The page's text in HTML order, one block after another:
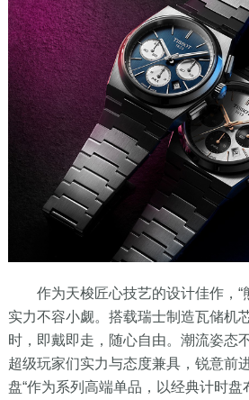
作为天梭匠心技艺的设计佳作，“
实力不容小觑。搭载瑞士制造瓦储机
时，即戴即走，随心自由。潮流姿态
超级玩家们实力与态度兼具，锐意前
盘“作为系列高端单品，以经典计时